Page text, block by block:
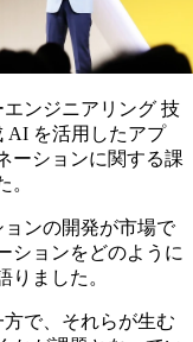
エンジニアリング 技
AI を活用したアプ
ーションに関する課
。
ンの開発が市場で
ションをどのように
ました。
で、それらが生む